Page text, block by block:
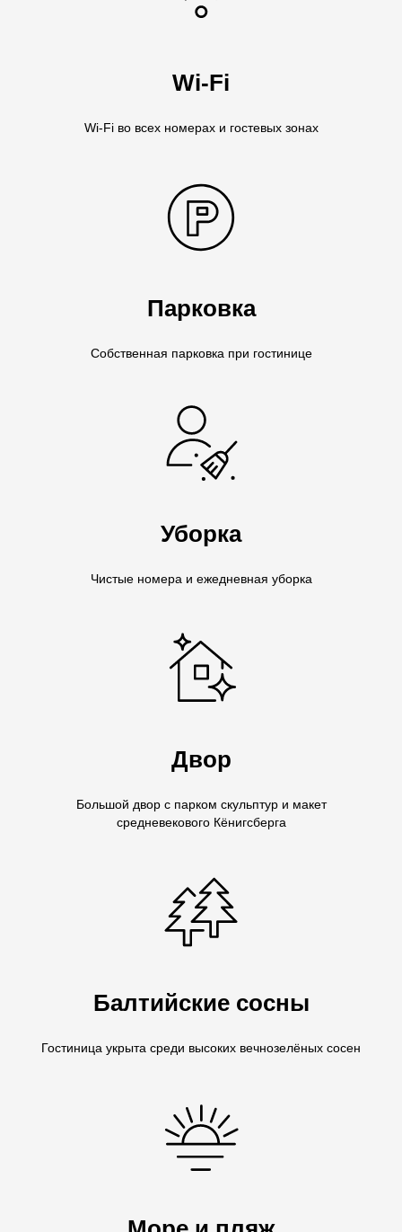
Wi-Fi
Wi-Fi во всех номерах и гостевых зонах
Парковка
Собственная парковка при гостинице
Уборка
Чистые номера и ежедневная уборка
Двор
Большой двор с парком скульптур и макет
средневекового Кёнигсберга
Балтийские сосны
Гостиница укрыта среди высоких вечнозелёных сосен